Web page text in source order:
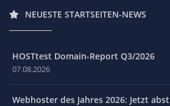
NEUESTE STARTSEITEN-NEWS
HOSTtest Domain-Report Q3/2026
07.08.2026
Webhoster des Jahres 2026: Jetzt